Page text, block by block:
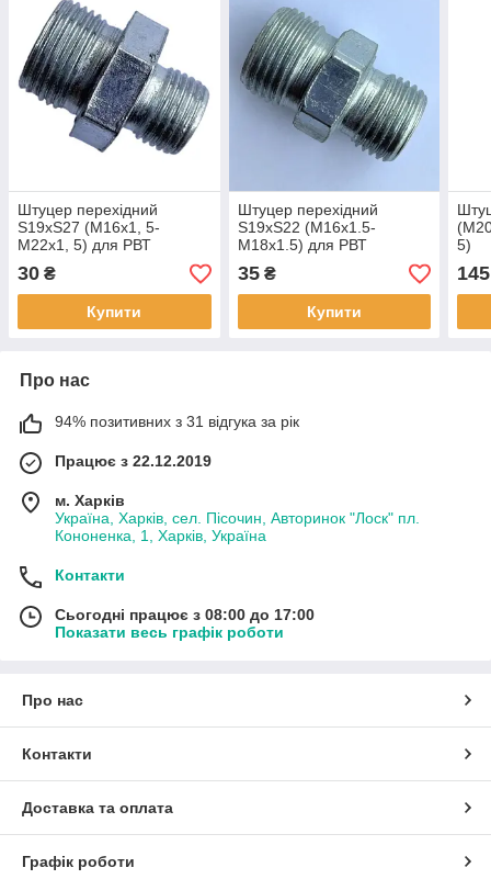
Штуцер перехідний
S19хS27 (М16х1, 5-
М22х1, 5) для РВТ
30 ₴
Купити
Штуцер перехідний
S19хS22 (M16х1.5-
M18х1.5) для РВТ
35₴
Купити
5)
145
Про нас
94% позитивних з 31 відгука за рік
Працює з 22.12.2019
м. Харків
Україна, Харків, сел. Пісочин, Авторинок "Лоск" пл.
Кононенка, 1, Харків, Україна
Контакти
Сьогодні працює з 08:00 до 17:00
Показати весь графік роботи
Про нас
Контакти
Доставка та оплата
Графік роботи